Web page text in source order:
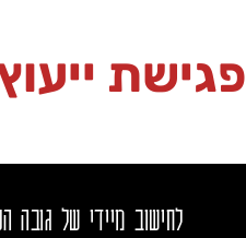
פגישת
לחישוב מיידי של גובה